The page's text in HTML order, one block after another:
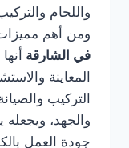
واللحام
ومن أهم
في الشارقة
المعاينة
التركيب
والجهد،
جودة العمل